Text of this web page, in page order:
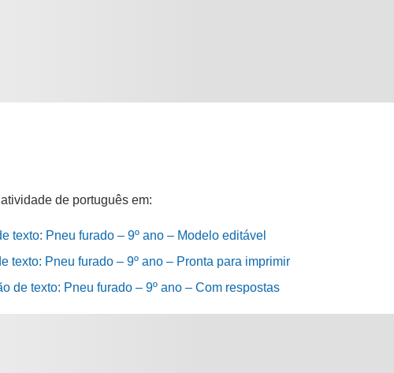
de português em:
texto: Pneu furado – 9º ano – Modelo editável
texto: Pneu furado – 9º ano – Pronta para imprimir
de texto: Pneu furado – 9º ano – Com respostas